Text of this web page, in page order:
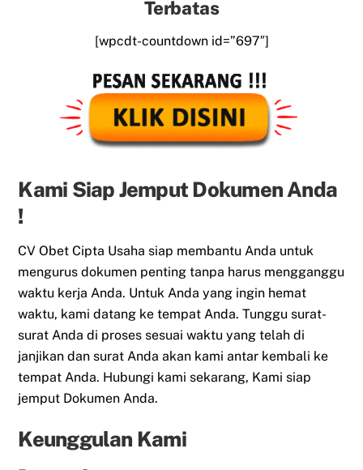
Terbatas
[wpcdt-countdown id=”697″]
Kami Siap Jemput Dokumen Anda
!
CV Obet Cipta Usaha siap membantu Anda untuk
mengurus dokumen penting tanpa harus mengganggu
waktu kerja Anda. Untuk Anda yang ingin hemat
waktu, kami datang ke tempat Anda. Tunggu surat-
surat Anda di proses sesuai waktu yang telah di
janjikan dan surat Anda akan kami antar kembali ke
tempat Anda. Hubungi kami sekarang, Kami siap
jemput Dokumen Anda.
Keunggulan Kami